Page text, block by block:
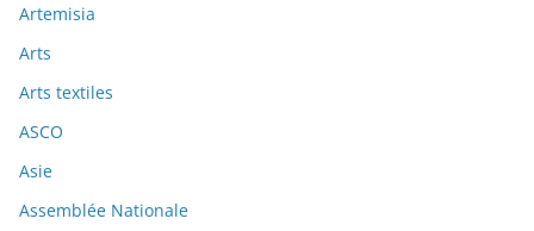
Artemisia
Arts
Arts textiles
ASCO
Asie
Assemblée Nationale